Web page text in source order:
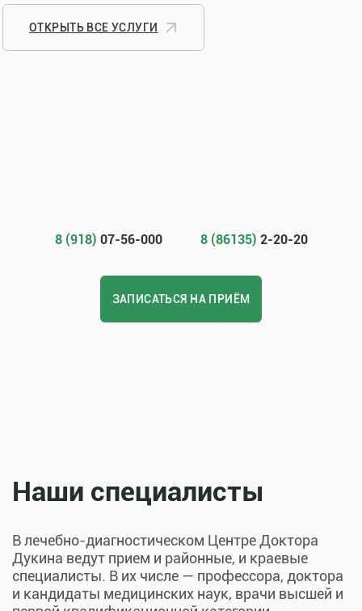
ОТКРЫТЬ ВСЕ УСЛУГИ
8 (918) 07-56-000 8 (86135) 2-20-20
ЗАПИСАТЬСЯ НА ПРИЁМ
Наши специалисты
В лечебно-диагностическом Центре Доктора
Дукина ведут прием и районные, и краевые
специалисты. В их числе — профессора, доктора
и кандидаты медицинских наук, врачи высшей и